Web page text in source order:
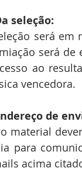
seleção:
será em
será de
ao
vencedora.
de
material
para
acima